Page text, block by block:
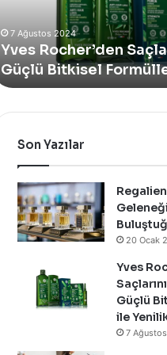
ile
Kişiye
Özel
Çözümler
7 Ağustos 2024
Uzman
Bakım: Akademi
Özel Çözümler
Son Yazılar
20 Ocak
Yves
Güçlü
ile
7